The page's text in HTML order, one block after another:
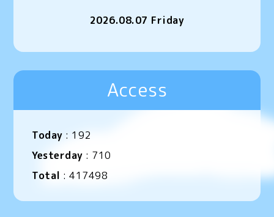
2026.08.07 Friday
Access
Today : 192
Yesterday : 710
Total :417498